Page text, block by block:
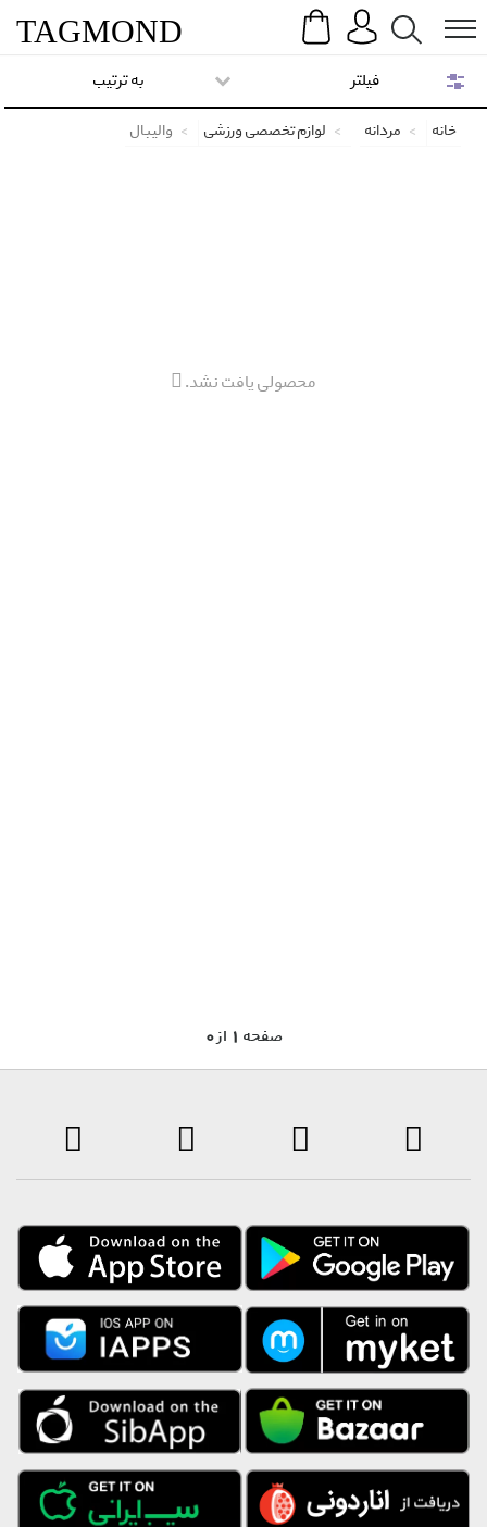
Search
TAGMOND
به ترتیب
خانه مردانه لوازم تخصصی ورزشی والیبال
محصولی یافت نشد.
0 صفحه 1 از
فیلتر